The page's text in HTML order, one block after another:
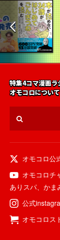
特集4コマ漫画ラ
オモコロについて
オモコロ公
オモコロチ
ありスパ、 かま
公式
オモコロス